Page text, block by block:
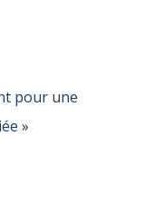
pour une
»